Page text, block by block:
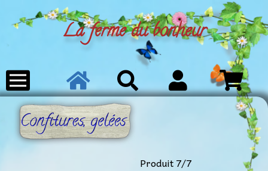
La ferme du bonheur
Produit 7/7